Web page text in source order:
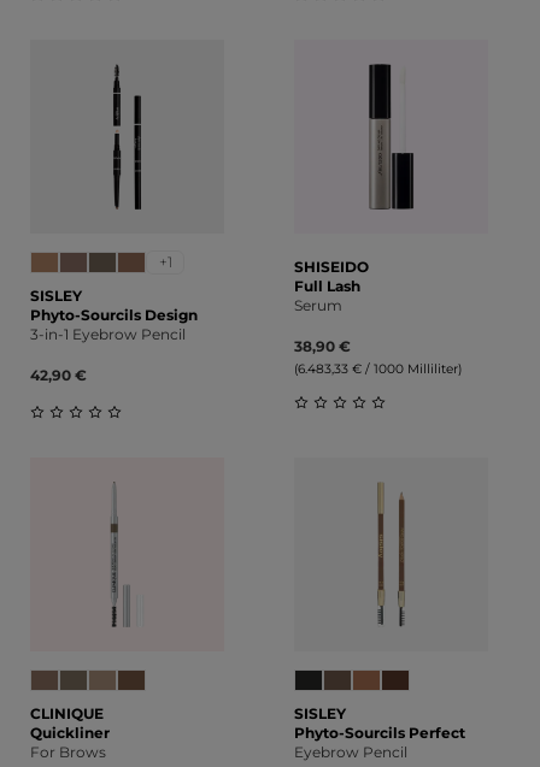
+1
SISLEY
Phyto-Sourcils Design
3-in-1 Eyebrow Pencil
42,90 €
SHISEIDO
Full Lash
Serum
38,90 €
(6.483,33 € / 1000 Milliliter)
CLINIQUE
Quickliner
For Brows
SISLEY
Phyto-Sourcils Perfect
Eyebrow Pencil